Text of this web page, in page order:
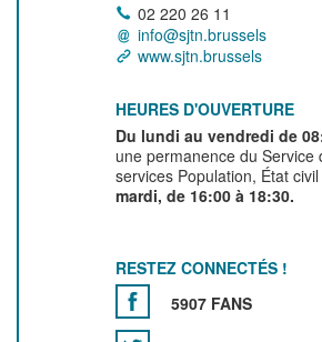
02 220 26 11
info@sjtn.brussels
www.sjtn.brussels
HEURES D'OUVERTURE
Du lundi au vendredi de
une permanence du Service
services Population, État
mardi, de 16:00 à 18:30.
RESTEZ CONNECTÉS !
5907 FANS